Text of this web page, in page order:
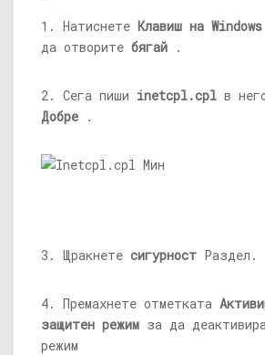
1. Натиснете Клавиш на
да отворите бягай .
2. Сега пиши inetcpl.cpl в
Добре .
3. Щракнете сигурност Раздел.
4. Премахнете отметката
защитен режим за да
режим